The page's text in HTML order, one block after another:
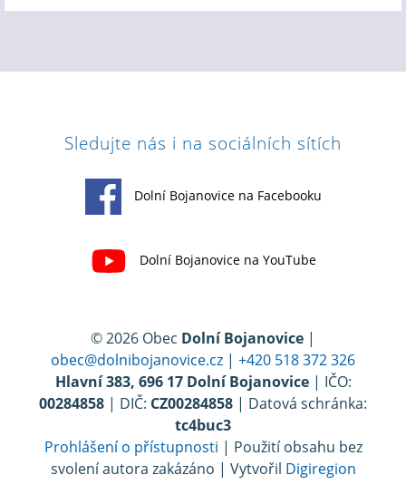
Sledujte nás i na sociálních sítích
Dolní Bojanovice na Facebooku
Dolní Bojanovice na YouTube
© 2026 Obec Dolní Bojanovice |
obec@dolnibojanovice.cz | +420 518 372 326
Hlavní 383, 696 17 Dolní Bojanovice| IČO:
00284858 | DIČ: CZ00284858 | Datová schránka:
tc4buc3
Prohlášení o přístupnosti | Použití obsahu bez
svolení autora zakázáno | Vytvořil Digiregion